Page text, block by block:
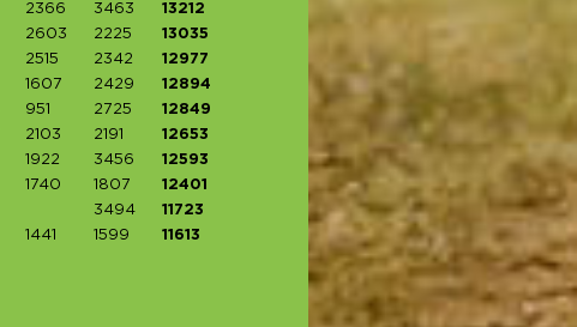
2366 3463
13212
2603 2225
13035
2515 2342
12977
1607 2429
12894
951 2725
12849
2103 2191
12653
1922 3456
12593
1740 1807
12401
3494
11723
1441 1599 11613